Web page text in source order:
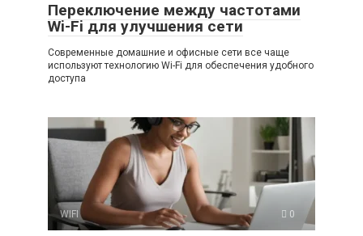
Переключение между частотами
Wi-Fi для улучшения сети
Современные домашние и офисные сети все чаще
используют технологию Wi-Fi для обеспечения удобного
доступа
WIFI 0